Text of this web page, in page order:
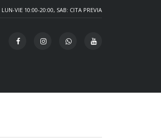
LUN-VIE 10:00-20:00, SAB: CITA PREVIA